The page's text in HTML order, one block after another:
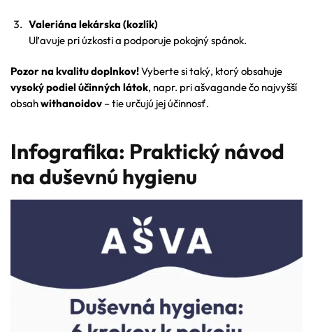
Valeriána lekárska (kozlík)
Uľavuje pri úzkosti a podporuje pokojný spánok.
Pozor na kvalitu doplnkov!Vyberte si taký, ktorý obsahuje
vysoký podiel účinných látok, napr. pri ašvagande čo najvyšší
obsahwithanoidov – tie určujú jej účinnosť.
Infografika: Praktický návod
na duševnú hygienu